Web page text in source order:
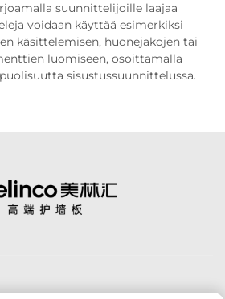
suunnittelijoille laajaa
voidaan käyttää esimerkiksi
käsittelemisen, huonejakojen tai
luomiseen, osoittamalla
sisustussuunnittelussa.